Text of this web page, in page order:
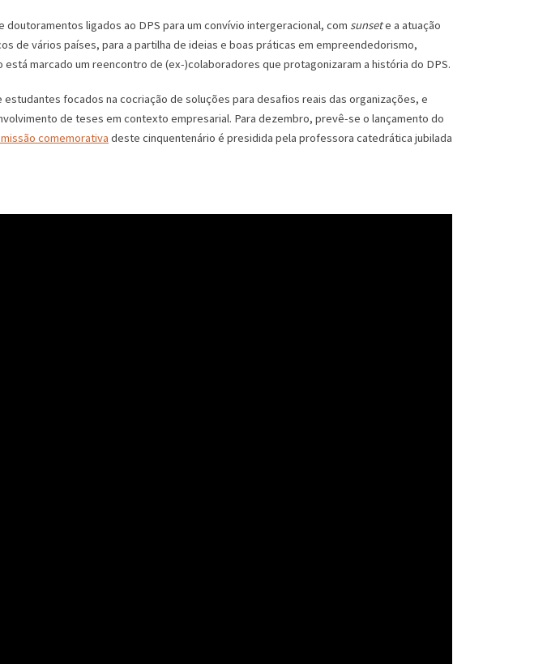
ligados ao DPS para um convívio intergeracional, com sunsete a atuação
de vários países, para a partilha de ideias e boas práticas em empreendedorismo,
marcado um reencontro de (ex-)colaboradores que protagonizaram a história do DPS.
focados na cocriação de soluções para desafios reais das organizações, e
de teses em contexto empresarial. Para dezembro, prevê-se o lançamento do
comemorativa deste cinquentenário é presidida pela professora catedrática jubilada